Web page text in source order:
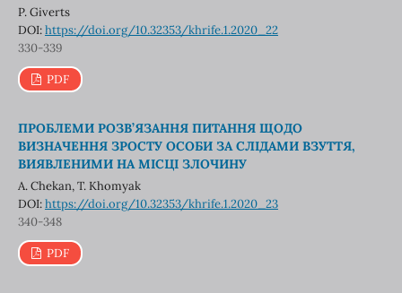
P. Giverts
DOI:https://doi.org/10.32353/khrife.1.2020_22
330-339
PDF
ПРОБЛЕМИ РОЗВ’ЯЗАННЯ ПИТАННЯ ЩОДО
ВИЗНАЧЕННЯ ЗРОСТУ ОСОБИ ЗА СЛІДАМИ ВЗУТТЯ,
ВИЯВЛЕНИМИ НА МІСЦІ ЗЛОЧИНУ
A. Chekan, T. Khomyak
DOI:https://doi.org/10.32353/khrife.1.2020_23
340-348
PDF